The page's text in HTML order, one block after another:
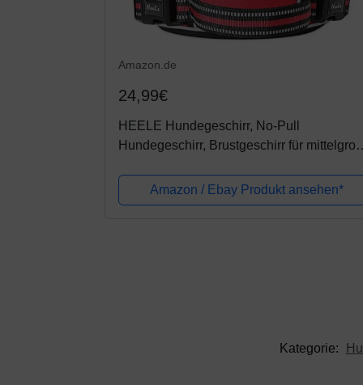
Amazon.de
24,99€
HEELE Hundegeschirr, No-Pull
Hundegeschirr, Brustgeschirr für
Reflektierend Hundegeschirr Anti Zug
Amazon / Ebay Produkt ansehen*
Kategorie: